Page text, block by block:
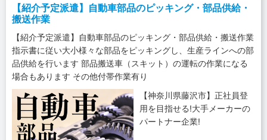
【紹介予定派遣】自動車部品のピッキング・部品供給・
搬送作業
【紹介予定派遣】自動車部品のピッキング・部品供給・搬送作業
指示書に従い大小様々な部品をピッキングし、生産ラインへの部
品供給を行います 部品搬送車（スキット）の運転の作業になる
場合もあります その他付帯作業有り
【神奈川県藤沢市】正社員登
用を目指せる!大手メーカーの
パートナー企業!